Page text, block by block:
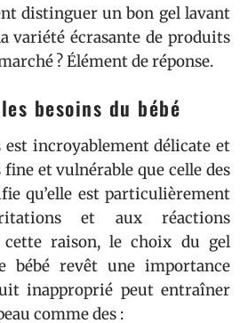
distinguer un bon gel lavant
variété écrasante de produits
? Élément de réponse.
besoins du bébé
est incroyablement délicate et
et vulnérable que celle des
qu’elle est particulièrement
et aux réactions
cette raison, le choix du gel
bébé revêt une importance
inapproprié peut entraîner
comme des :